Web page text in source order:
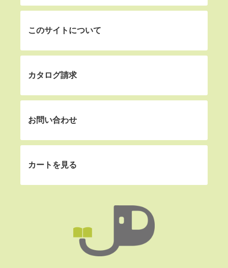
このサイトについて
カタログ請求
お問い合わせ
カートを見る